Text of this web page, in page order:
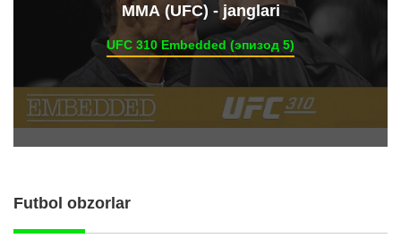
ММА (UFC) - janglari
UFC 310 Embedded (эпизод 5)
Futbol obzorlar